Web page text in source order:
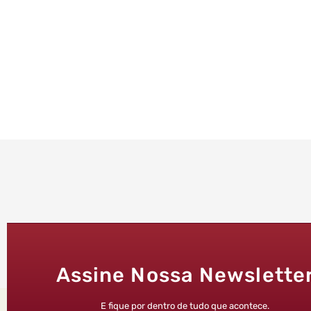
Assine Nossa
E fique por dentro de tudo que acontece.